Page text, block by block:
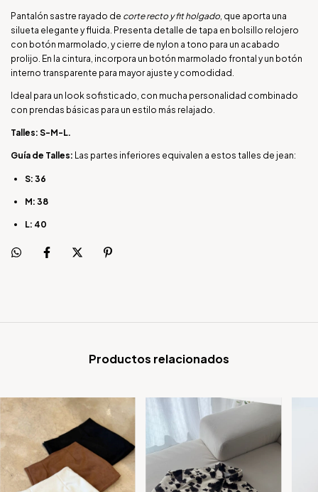
Pantalón sastre rayado de corte recto y fit holgado, que aporta una
silueta elegante y fluida. Presenta detalle de tapa en bolsillo relojero
con botón marmolado, y cierre de nylon a tono para un acabado
prolijo. En la cintura, incorpora un botón marmolado frontal y un botón
interno transparente para mayor ajuste y comodidad.
Ideal para un look sofisticado, con mucha personalidad combinado
con prendas básicas para un estilo más relajado.
Talles: S-M-L.
Guía de Talles: Las partes inferiores equivalen a estos talles de jean:
S: 36
M: 38
L: 40
Productos relacionados